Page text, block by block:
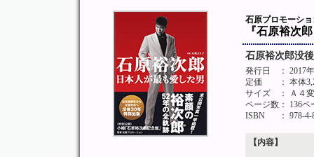
石原プロモーシ
『石原裕次
石原裕次郎没
発行日
： 2017
定価
： 本体
サイズ
： Ａ４
ページ数： 136ペ
ISBN
： 978-
【内容】